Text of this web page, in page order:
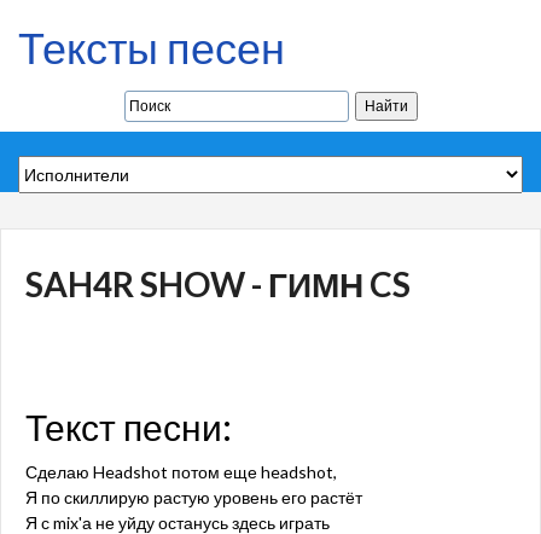
Тексты песен
SAH4R SHOW - ГИМН CS
Текст песни:
Сделаю Headshot потом еще headshot,
Я по скиллирую растую уровень его растёт
Я с mix'а не уйду останусь здесь играть